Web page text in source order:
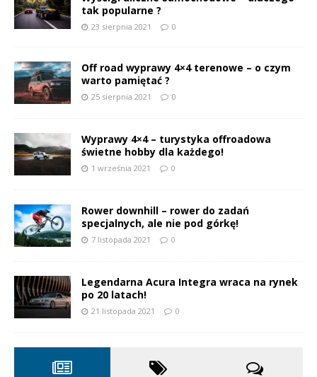
tak popularne ?
23 sierpnia 2021 0
Off road wyprawy 4×4 terenowe – o czym
warto pamiętać ?
25 sierpnia 2021 0
Wyprawy 4×4 – turystyka offroadowa
świetne hobby dla każdego!
1 września 2021 0
Rower downhill – rower do zadań
specjalnych, ale nie pod górkę!
7 listopada 2021 0
Legendarna Acura Integra wraca na rynek
po 20 latach!
21 listopada 2021 0